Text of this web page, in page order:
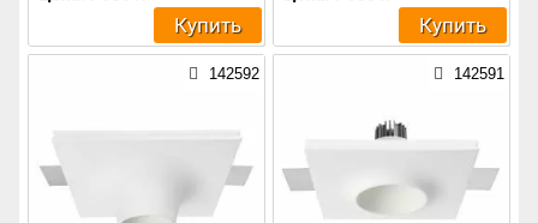
Купить Купить
142592 142591